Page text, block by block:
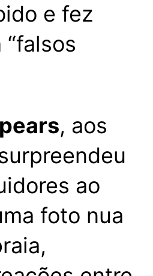
e fez
, aos
ao
foto nua